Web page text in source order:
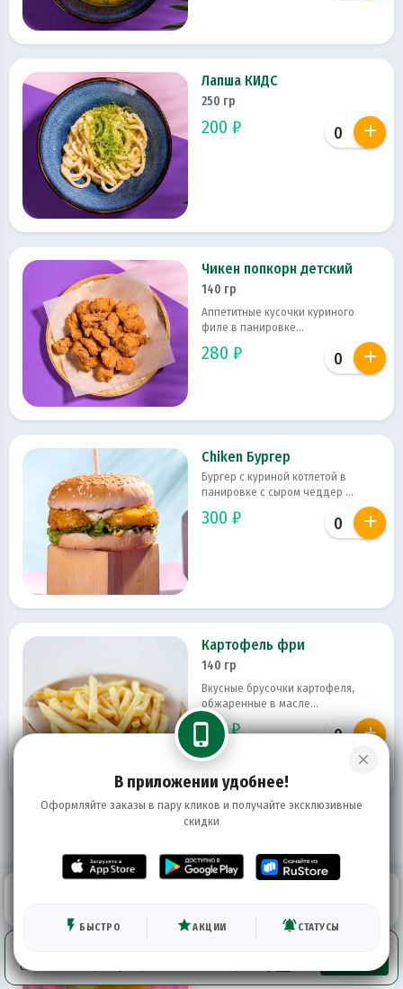
Лапша КИДС
250 гр
200 ₽
Чикен попкорн детский
140 гр
Аппетитные кусочки куриного
филе в панировке...
280 ₽
Chiken Бургер
Бургер с куриной котлетой в
панировке с сыром чеддер ...
300 ₽
Картофель фри
140 гр
Вкусные брусочки картофеля,
обжаренные в масле...
220 ₽
Напитки
КОРЗИНА
0
соглашаетесь на работу метрических систем. Подробнее
close
phone_iphone
В приложении удобнее!
Оформляйте заказы в пару кликов и получайте эксклюзивные
скидки
flash_on БЫСТРО starАКЦИИ notifications_activeСТАТУСЫ